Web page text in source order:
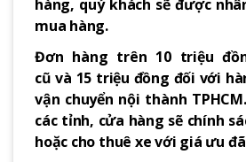
hàng, quý khách sẽ được
mua hàng.
Đơn hàng trên 10 triệu
cũ và 15 triệu đồng đối với
vận chuyển nội thành
các tỉnh, cửa hàng sẽ chính
hoặc cho thuê xe với giá ưu